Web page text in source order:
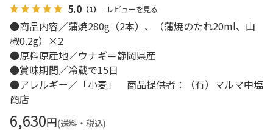
5.0 （1） レビューを見る
●商品内容／蒲焼280g（2本）、（蒲焼のたれ20ml、山
椒0.2g）×2
●原料原産地／ウナギ＝静岡県産
●賞味期間／冷蔵で15日
●アレルギー／「小麦」 商品提供者：（有）マルマ中塩
商店
6,630円(送料・税込)